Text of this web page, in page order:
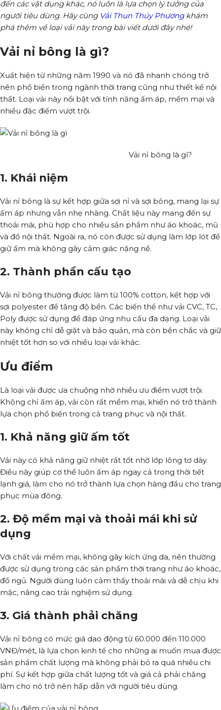
đến các vật dụng khác, nó luôn là lựa chọn lý tưởng của
người tiêu dùng. Hãy cùng Vải Thun Thúy Phươngkhám
phá thêm về loại vải này trong bài viết dưới đây nhé!
Vải nỉ bông là gì?
Xuất hiện từ những năm 1990 và nó đã nhanh chóng trở
nên phổ biến trong ngành thời trang cũng như thiết kế nội
thất. Loại vải này nổi bật với tính năng ấm áp, mềm mại và
nhiều đặc điểm vượt trội.
Vải nỉ bông là gì?
1. Khái niệm
Vải nỉ bông là sự kết hợp giữa sợi nỉ và sợi bông, mang lại sự
ấm áp nhưng vẫn nhẹ nhàng. Chất liệu này mang đến sự
thoải mái, phù hợp cho nhiều sản phẩm như áo khoác, mũ
và đồ nội thất. Ngoài ra, nó còn được sử dụng làm lớp lót để
giữ ấm mà không gây cảm giác nặng nề.
2. Thành phần cấu tạo
Vải nỉ bông thường được làm từ 100% cotton, kết hợp với
sợi polyester để tăng độ bền. Các biến thể như vải CVC, TC,
Poly được sử dụng để đáp ứng nhu cầu đa dạng. Loại vải
này không chỉ dễ giặt và bảo quản, mà còn bền chắc và giữ
nhiệt tốt hơn so với nhiều loại vải khác.
Ưu điểm
Là loại vải được ưa chuộng nhờ nhiều ưu điểm vượt trội.
Không chỉ ấm áp, vải còn rất mềm mại, khiến nó trở thành
lựa chọn phổ biến trong cả trang phục và nội thất.
1. Khả năng giữ ấm tốt
Vải này có khả năng giữ nhiệt rất tốt nhờ lớp lông tơ dày.
Điều này giúp cơ thể luôn ấm áp ngay cả trong thời tiết
lạnh giá, làm cho nó trở thành lựa chọn hàng đầu cho trang
phục mùa đông.
2. Độ mềm mại và thoải mái khi sử
dụng
Với chất vải mềm mại, không gây kích ứng da, nên thường
được sử dụng trong các sản phẩm thời trang như áo khoác,
đồ ngủ. Người dùng luôn cảm thấy thoải mái và dễ chịu khi
mặc, nâng cao trải nghiệm sử dụng.
3. Giá thành phải chăng
Vải nỉ bông có mức giá dao động từ 60.000 đến 110.000
VNĐ/mét, là lựa chọn kinh tế cho những ai muốn mua được
sản phẩm chất lượng mà không phải bỏ ra quá nhiều chi
phí. Sự kết hợp giữa chất lượng tốt và giá cả phải chăng
làm cho nó trở nên hấp dẫn với người tiêu dùng.